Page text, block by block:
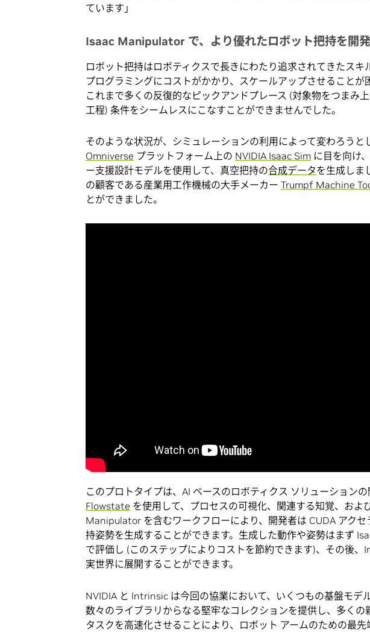
ています」
Isaac Manipulator で、より優れたロボット把持を開発
ロボット把持はロボティクスで長きにわたり追求されてきたスキ
プログラミングにコストがかかり、スケールアップさせることが
これまで多くの反復的なピックアンドプレース (対象物をつまみ
工程) 条件をシームレスにこなすことができませんでした。
そのような状況が、シミュレーションの利用によって変わろうと
Omniverse プラットフォーム上の NVIDIA Isaac Sim に目を向け
ー支援設計モデルを使用して、真空把持の合成データを生成しま
の顧客である産業用工作機械の大手メーカー Trumpf Machine
とができました。
このプロトタイプは、AI ベースのロボティクス ソリューション
Flowstate を使用して、プロセスの可視化、関連する知覚、およ
Manipulator を含むワークフローにより、開発者は CUDA アク
持姿勢を生成することができます。生成した動作や姿勢はまず
で評価し (このステップによりコストを節約できます)、その後
実世界に展開することができます。
NVIDIA と Intrinsic は今回の協業において、いくつもの基盤モデ
数々のライブラリからなる堅牢なコレクションを提供し、多くの
タスクを高速化させることにより、ロボット アームのための最